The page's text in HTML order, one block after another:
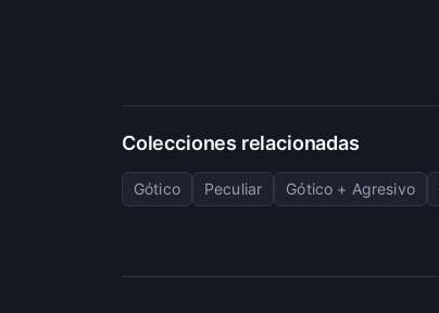
Colecciones relacionadas
Gótico Peculiar Gótico + Agresivo